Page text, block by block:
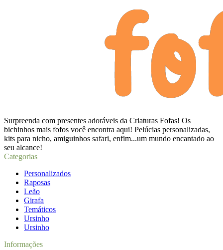
Surpreenda com presentes adoráveis da Criaturas Fofas! Os
bichinhos mais fofos você encontra aqui! Pelúcias personalizadas,
kits para nicho, amiguinhos safari, enfim...um mundo encantado ao
seu alcance!
Categorias
Personalizados
Raposas
Leão
Girafa
Temáticos
Ursinho
Ursinho
Informações